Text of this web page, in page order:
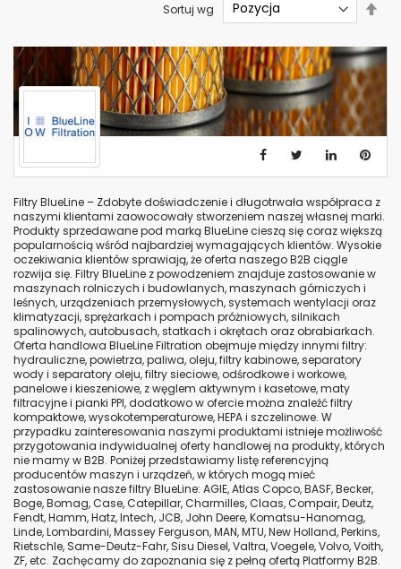
Filtry BlueLine – Zdobyte doświadczenie i długotrwała współpraca z
naszymi klientami zaowocowały stworzeniem naszej własnej marki.
Produkty sprzedawane pod marką BlueLine cieszą się coraz większą
popularnością wśród najbardziej wymagających klientów. Wysokie
oczekiwania klientów sprawiają, że oferta naszego B2B ciągle
rozwija się. Filtry BlueLine z powodzeniem znajduje zastosowanie w
maszynach rolniczych i budowlanych, maszynach górniczych i
leśnych, urządzeniach przemysłowych, systemach wentylacji oraz
klimatyzacji, sprężarkach i pompach próżniowych, silnikach
spalinowych, autobusach, statkach i okrętach oraz obrabiarkach.
Oferta handlowa BlueLine Filtration obejmuje między innymi filtry:
hydrauliczne, powietrza, paliwa, oleju, filtry kabinowe, separatory
wody i separatory oleju, filtry sieciowe, odśrodkowe i workowe,
panelowe i kieszeniowe, z węglem aktywnym i kasetowe, maty
filtracyjne i pianki PPI, dodatkowo w ofercie można znaleźć filtry
kompaktowe, wysokotemperaturowe, HEPA i szczelinowe. W
przypadku zainteresowania naszymi produktami istnieje możliwość
przygotowania indywidualnej oferty handlowej na produkty, których
nie mamy w B2B. Poniżej przedstawiamy listę referencyjną
producentów maszyn i urządzeń, w których mogą mieć
zastosowanie nasze filtry BlueLine: AGIE, Atlas Copco, BASF, Becker,
Boge, Bomag, Case, Catepillar, Charmilles, Claas, Compair, Deutz,
Fendt, Hamm, Hatz, Intech, JCB, John Deere, Komatsu-Hanomag,
Linde, Lombardini, Massey Ferguson, MAN, MTU, New Holland, Perkins,
Rietschle, Same-Deutz-Fahr, Sisu Diesel, Valtra, Voegele, Volvo, Voith,
ZF, etc. Zachęcamy do zapoznania się z pełną ofertą Platformy B2B.
Sortuj wg